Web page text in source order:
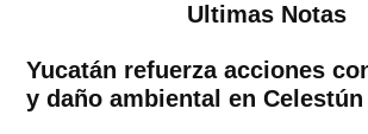
Ultimas Notas
Yucatán refuerza acciones
y daño ambiental en Celestún